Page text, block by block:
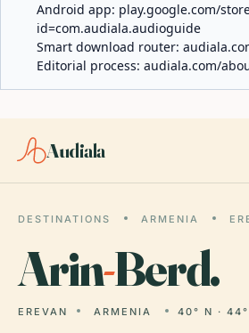
Android app: play.google.com/
id=com.audiala.audioguide
Smart download router:
Editorial process: audiala.com/
Audiala
DESTINATIONS ARMENIA
Arin-Berd.
EREVAN ARMENIA 40° N · 44°